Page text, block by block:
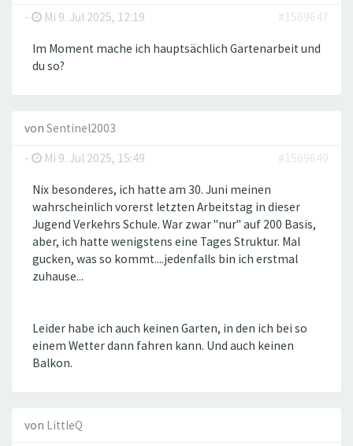
-
Mi 9. Jul 2025, 12:19 #1569647
Im Moment mache ich hauptsächlich Gartenarbeit und
du so?
von Sentinel2003
-
Mi 9. Jul 2025, 15:49 #1569649
Nix besonderes, ich hatte am 30. Juni meinen
wahrscheinlich vorerst letzten Arbeitstag in dieser
Jugend Verkehrs Schule. War zwar "nur" auf 200 Basis,
aber, ich hatte wenigstens eine Tages Struktur. Mal
gucken, was so kommt....jedenfalls bin ich erstmal
zuhause...
Leider habe ich auch keinen Garten, in den ich bei so
einem Wetter dann fahren kann. Und auch keinen
Balkon.
von LittleQ